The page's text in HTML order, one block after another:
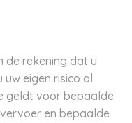
de rekening dat u
eigen risico al
geldt voor bepaalde
en bepaalde